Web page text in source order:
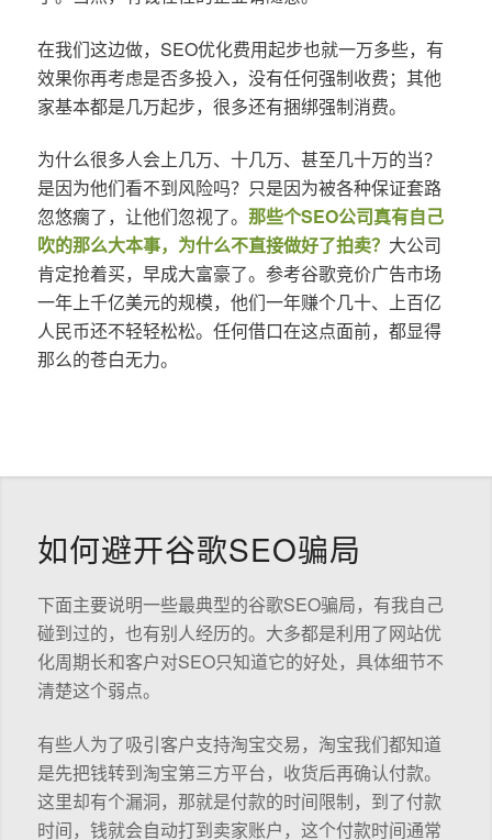
在我们这边做，SEO优化费用起步也就一万多些，有
效果你再考虑是否多投入，没有任何强制收费；其他
家基本都是几万起步，很多还有捆绑强制消费。
为什么很多人会上几万、十几万、甚至几十万的当？
是因为他们看不到风险吗？只是因为被各种保证套路
忽悠瘸了，让他们忽视了。 那些个SEO公司真有自己
吹的那么大本事，为什么不直接做好了拍卖？ 大公司
肯定抢着买，早成大富豪了。参考谷歌竞价广告市场
一年上千亿美元的规模，他们一年赚个几十、上百亿
人民币还不轻轻松松。任何借口在这点面前，都显得
那么的苍白无力。
如何避开谷歌SEO骗局
下面主要说明一些最典型的谷歌SEO骗局，有我自己
碰到过的，也有别人经历的。大多都是利用了网站优
化周期长和客户对SEO只知道它的好处，具体细节不
清楚这个弱点。
有些人为了吸引客户支持淘宝交易，淘宝我们都知道
是先把钱转到淘宝第三方平台，收货后再确认付款。
这里却有个漏洞，那就是付款的时间限制，到了付款
时间，钱就会自动打到卖家账户，这个付款时间通常